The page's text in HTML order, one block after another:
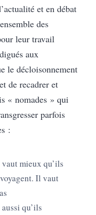
et en débat
des
leur travail
aux
le décloisonnement
de recadrer et
« nomades » qui
parfois
:
mieux qu’ils
Il vaut
qu’ils